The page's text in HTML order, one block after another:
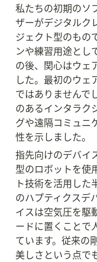
私たちの初期のソ
ザーがデジタルク
ジェクト型のもの
ンや練習用途とし
の後、関心はウェ
した。最初のウェ
ではありませんで
のあるインタラク
グや遠隔コミュニ
性を示しました。
指先向けのデバイ
型のロボットを使
ト技術を活用した
のハプティクスデ
イスは空気圧を駆
ードに置くことで
ています。従来の
美しさという点で